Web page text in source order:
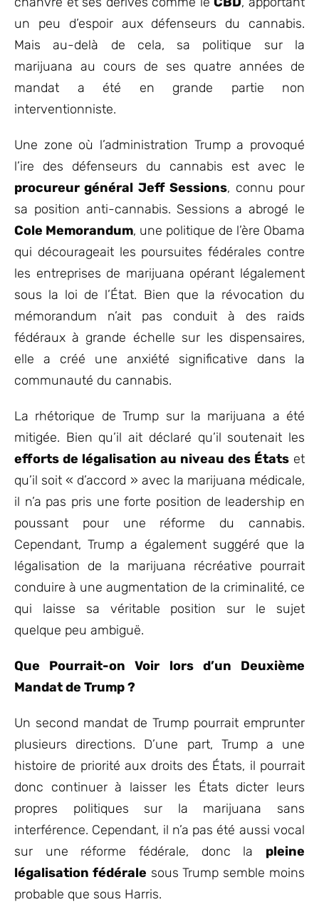
un peu d’espoir aux défenseurs du cannabis.
Mais au-delà de cela, sa politique sur la
marijuana au cours de ses quatre années de
mandat a été en grande partie non
interventionniste.
Une zone où l’administration Trump a provoqué
l’ire des défenseurs du cannabis est avec le
procureur général Jeff Sessions, connu pour
sa position anti-cannabis. Sessions a abrogé le
Cole Memorandum, une politique de l’ère Obama
qui décourageait les poursuites fédérales contre
les entreprises de marijuana opérant légalement
sous la loi de l’État. Bien que la révocation du
mémorandum n’ait pas conduit à des raids
fédéraux à grande échelle sur les dispensaires,
elle a créé une anxiété significative dans la
communauté du cannabis.
La rhétorique de Trump sur la marijuana a été
mitigée. Bien qu’il ait déclaré qu’il soutenait les
efforts de légalisation au niveau des États et
qu’il soit « d’accord » avec la marijuana médicale,
il n’a pas pris une forte position de leadership en
poussant pour une réforme du cannabis.
Cependant, Trump a également suggéré que la
légalisation de la marijuana récréative pourrait
conduire à une augmentation de la criminalité, ce
qui laisse sa véritable position sur le sujet
quelque peu ambiguë.
Que Pourrait-on Voir lors d’un Deuxième
Mandat de Trump ?
Un second mandat de Trump pourrait emprunter
plusieurs directions. D’une part, Trump a une
histoire de priorité aux droits des États, il pourrait
donc continuer à laisser les États dicter leurs
propres politiques sur la marijuana sans
interférence. Cependant, il n’a pas été aussi vocal
sur une réforme fédérale, donc la pleine
légalisation fédérale sous Trump semble moins
probable que sous Harris.